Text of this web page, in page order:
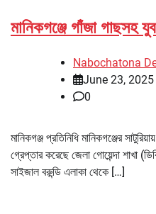
মানিকগঞ্জে গাঁজা গাছসহ
Nabochatona
June 23, 2025
0
মানিকগঞ্জ প্রতিনিধি মানিকগঞ্জের
গ্রেপ্তার করেছে জেলা গোয়েন্দা শাখা
সাইজাল বরুন্ডি এলাকা থেকে […]